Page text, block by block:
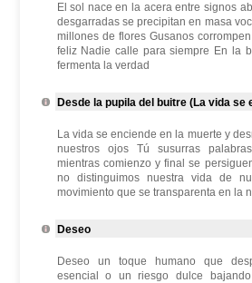
El sol nace en la acera entre signos
desgarradas se precipitan en masa
millones de flores Gusanos
feliz Nadie calle para siempre En la
fermenta la verdad
Desde la pupila del buitre (La vida se
La vida se enciende en la muerte y
nuestros ojos Tú susurras
mientras comienzo y final se
no distinguimos nuestra vida de
movimiento que se transparenta en la
Deseo
Deseo un toque humano que
esencial o un riesgo dulce